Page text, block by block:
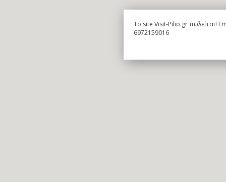
To site Visit-Pilio.gr πωλείται!
6972159016